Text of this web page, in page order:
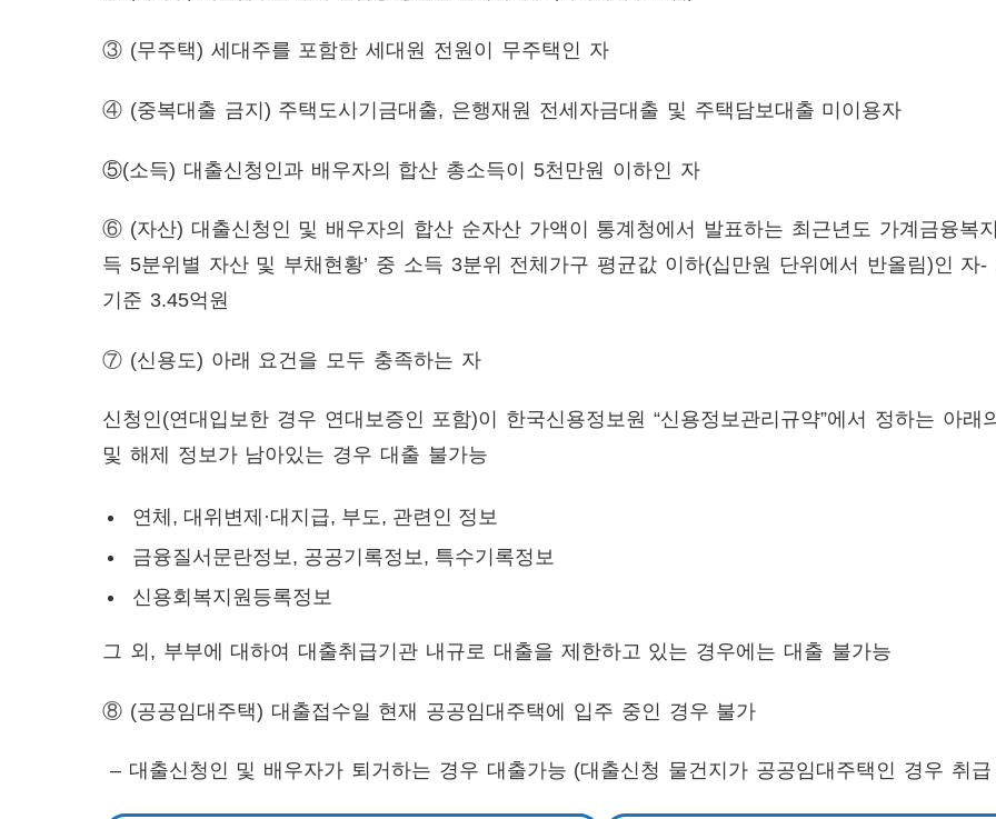
③ (무주택) 세대주를 포함한 세대원 전원이 무주택인 자
④ (중복대출 금지) 주택도시기금대출, 은행재원 전세자금대출 및 주택담보대출 미이용자
⑤(소득) 대출신청인과 배우자의 합산 총소득이 5천만원 이하인 자
⑥ (자산) 대출신청인 및 배우자의 합산 순자산 가액이 통계청에서 발표하는 최근년도 가계금융복
득 5분위별 자산 및 부채현황’ 중 소득 3분위 전체가구 평균값 이하(십만원 단위에서 반올림)인 자-
기준 3.45억원
⑦ (신용도) 아래 요건을 모두 충족하는 자
신청인(연대입보한 경우 연대보증인 포함)이 한국신용정보원 “신용정보관리규약”에서 정하는 아래
및 해제 정보가 남아있는 경우 대출 불가능
연체, 대위변제·대지급, 부도, 관련인 정보
금융질서문란정보, 공공기록정보, 특수기록정보
신용회복지원등록정보
그 외, 부부에 대하여 대출취급기관 내규로 대출을 제한하고 있는 경우에는 대출 불가능
⑧ (공공임대주택) 대출접수일 현재 공공임대주택에 입주 중인 경우 불가
– 대출신청인 및 배우자가 퇴거하는 경우 대출가능 (대출신청 물건지가 공공임대주택인 경우 취급